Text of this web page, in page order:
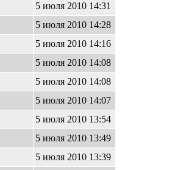
5 июля 2010 14:31
5 июля 2010 14:28
5 июля 2010 14:16
5 июля 2010 14:08
5 июля 2010 14:08
5 июля 2010 14:07
5 июля 2010 13:54
5 июля 2010 13:49
5 июля 2010 13:39